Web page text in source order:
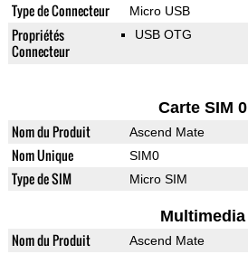
Type de Connecteur Micro USB
Propriétés
Connecteur
USB OTG
Carte SIM 0
Nom du Produit Ascend Mate
Nom Unique SIM0
Type de SIM Micro SIM
Multimedia
Nom du Produit Ascend Mate